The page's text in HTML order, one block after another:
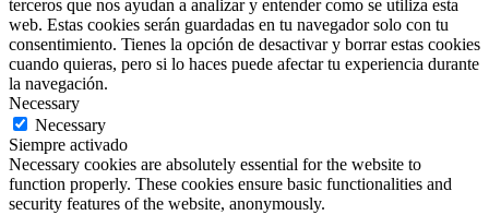
terceros que nos ayudan a analizar y entender como se utiliza esta
web. Estas cookies serán guardadas en tu navegador solo con tu
consentimiento. Tienes la opción de desactivar y borrar estas cookies
cuando quieras, pero si lo haces puede afectar tu experiencia durante
la navegación.
Necessary
Necessary
Siempre activado
Necessary cookies are absolutely essential for the website to
function properly. These cookies ensure basic functionalities and
security features of the website, anonymously.